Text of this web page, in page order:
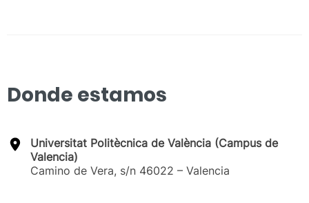
Donde estamos
Universitat Politècnica de València (Campus de
Valencia)
Camino de Vera, s/n 46022 – Valencia